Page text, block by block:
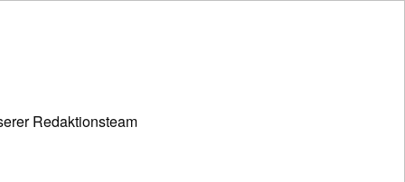
Redaktionsteam